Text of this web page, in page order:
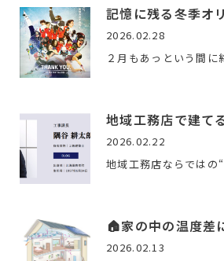
記憶に残る冬季オ
2026.02.28
2026.02.22
🏠家の中の温度差
2026.02.13